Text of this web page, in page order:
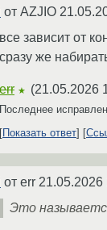
от AZJIO
все зависит от
сразу же
err ★ (21.05.2026
Последнее
Показать ответ
от err 21.05.2026
Это